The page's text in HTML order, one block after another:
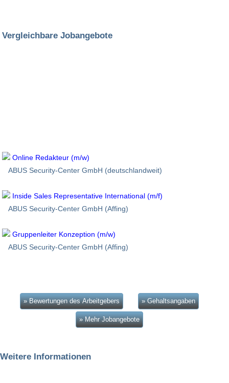
Vergleichbare Jobangebote
Online Redakteur (m/w)
ABUS Security-Center GmbH (deutschlandweit)
Inside Sales Representative International (m/f)
ABUS Security-Center GmbH (Affing)
Gruppenleiter Konzeption (m/w)
ABUS Security-Center GmbH (Affing)
» Bewertungen des Arbeitgebers » Gehaltsangaben
» Mehr Jobangebote
Weitere Informationen